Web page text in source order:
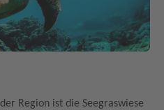
Region ist die Seegraswiese